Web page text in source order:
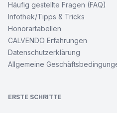
Häufig gestellte Fragen (FAQ)
Infothek/Tipps & Tricks
Honorartabellen
CALVENDO Erfahrungen
Datenschutzerklärung
Allgemeine
ERSTE SCHRITTE